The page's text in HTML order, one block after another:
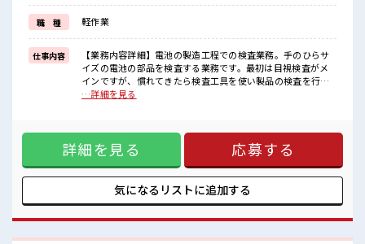
≪未経験OKの仕事≫
新しいことにチャレンジするのは不安だけど、
しっかり働く環境が整っています！
イチからスキルUP・ステップUP目指していきましょう！
■職場の雰囲気
一緒に働く仲間ともなじみやすい少人数の職場☆
≪20代の方が多数活躍中の職場≫
職 種 軽作業
仕事内容
【業務内容詳細】電池の製造工程での検査業務。手のひらサ
イズの電池の部品を検査する業務です。最初は目視検査がメ
インですが、慣れてきたら検査工具を使い製品の検査を行っ
てもらいます。(ノギス/拡大鏡/X線検査、動作確認など徐々に
PR ≪無理なくお給料に残業代を上乗せ≫ 残業は月20時間未満
で、 ほどよく稼げます♪ ≪完全週休二日制≫ 週末は家族や友
人と一緒にプライベート満喫！ ≪髪型自由≫ 基本的に髪色自
由で明るすぎたり奇抜でなければOKです！ (規定有)≪動きや
すい制服アリ≫ 制服があるので、 毎日の服装の悩み解消♪ ≪
未経験OKの仕事≫ 新しいことにチャレンジするのは不安だけ
ステップUP目指していきましょう！ ■職場の雰囲気 一緒に働
く仲間ともなじみやすい少人数の職場☆ キバツ過ぎなければ
…詳細を見る
詳細を見る 応募する
気になるリストに追加する